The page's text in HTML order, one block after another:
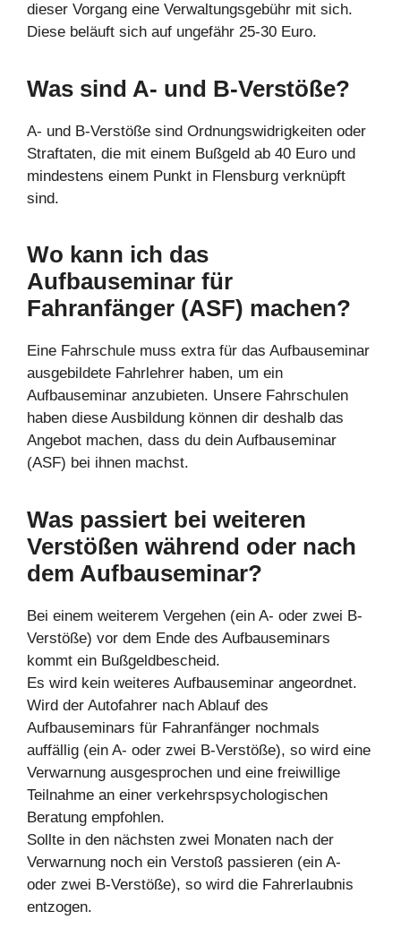
dieser Vorgang eine Verwaltungsgebühr mit sich.
Diese beläuft sich auf ungefähr 25-30 Euro.
Was sind A- und B-Verstöße?
A- und B-Verstöße sind Ordnungswidrigkeiten oder
Straftaten, die mit einem Bußgeld ab 40 Euro und
mindestens einem Punkt in Flensburg verknüpft
sind.
Wo kann ich das
Aufbauseminar für
Fahranfänger (ASF) machen?
Eine Fahrschule muss extra für das Aufbauseminar
ausgebildete Fahrlehrer haben, um ein
Aufbauseminar anzubieten. Unsere Fahrschulen
haben diese Ausbildung können dir deshalb das
Angebot machen, dass du dein Aufbauseminar
(ASF) bei ihnen machst.
Was passiert bei weiteren
Verstößen während oder nach
dem Aufbauseminar?
Bei einem weiterem Vergehen (ein A- oder zwei B-
Verstöße) vor dem Ende des Aufbauseminars
kommt ein Bußgeldbescheid.
Es wird kein weiteres Aufbauseminar angeordnet.
Wird der Autofahrer nach Ablauf des
Aufbauseminars für Fahranfänger nochmals
auffällig (ein A- oder zwei B-Verstöße), so wird eine
Verwarnung ausgesprochen und eine freiwillige
Teilnahme an einer verkehrspsychologischen
Beratung empfohlen.
Sollte in den nächsten zwei Monaten nach der
Verwarnung noch ein Verstoß passieren (ein A-
oder zwei B-Verstöße), so wird die Fahrerlaubnis
entzogen.